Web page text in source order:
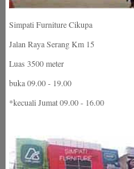
Simpati Furniture Cikupa
Jalan Raya Serang Km 15
Luas 3500 meter
buka 09.00 - 19.00
*kecuali Jumat 09.00 - 16.00